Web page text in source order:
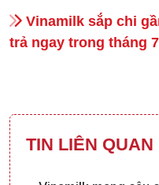
Vinamilk sắp chi
trả ngay trong tháng 7
TIN LIÊN QUAN